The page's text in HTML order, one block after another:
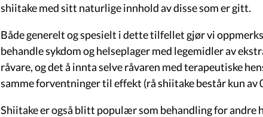
shiitake med sitt naturlige innhold av disse som er gitt.
Både generelt og spesielt i dette tilfellet gjør vi
behandle sykdom og helseplager med legemidler av
råvare, og det å innta selve råvaren med terapeutiske
samme forventninger til effekt (rå shiitake består kun av
Shiitake er også blitt populær som behandling for andre